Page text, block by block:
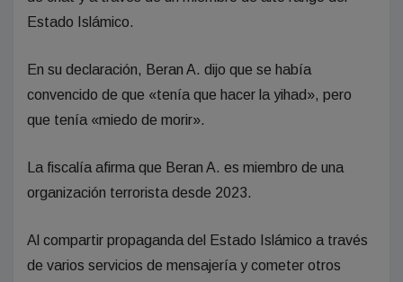
Estado Islámico.
En su declaración, Beran A. dijo que se había
convencido de que «tenía que hacer la yihad», pero
que tenía «miedo de morir».
La fiscalía afirma que Beran A. es miembro de una
organización terrorista desde 2023.
Al compartir propaganda del Estado Islámico a través
de varios servicios de mensajería y cometer otros